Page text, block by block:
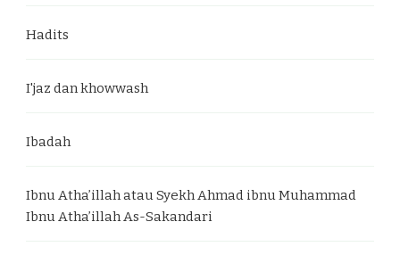
Hadits
I'jaz dan khowwash
Ibadah
Ibnu Atha’illah atau Syekh Ahmad ibnu Muhammad
Ibnu Atha’illah As-Sakandari